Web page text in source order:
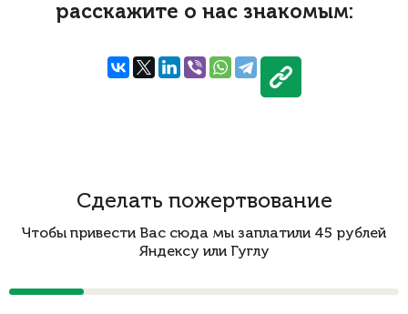
расскажите о нас знакомым:
Сделать пожертвование
Чтобы привести Вас сюда мы заплатили 45 рублей
Яндексу или Гуглу